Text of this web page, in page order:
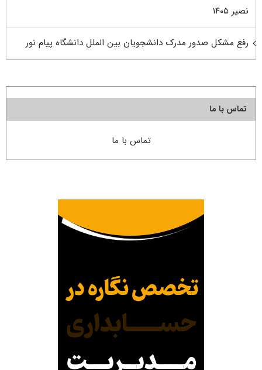
نصیر ۱۴۰۵
رفع مشکل صدور مدرک دانشجویان بین الملل دانشگاه پیام نور
تماس با ما
تماس با ما